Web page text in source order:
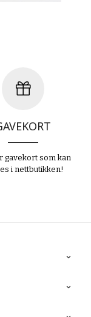
gavekort som kan
i nettbutikken!